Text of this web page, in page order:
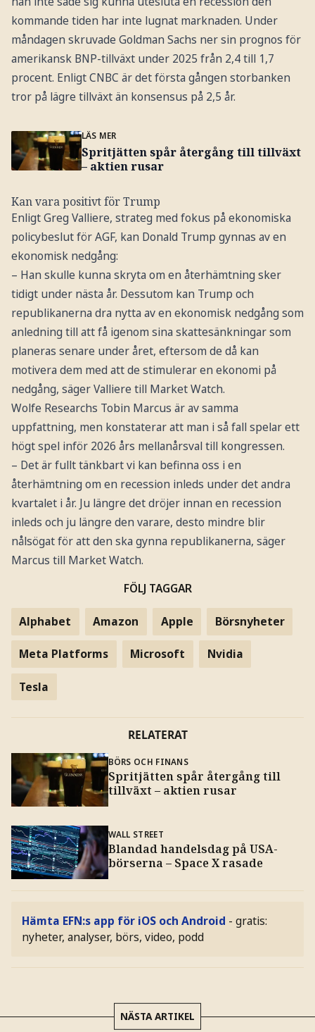
kommande tiden har inte lugnat marknaden. Under
måndagen skruvade Goldman Sachs ner sin prognos för
amerikansk BNP-tillväxt under 2025 från 2,4 till 1,7
procent. Enligt CNBC är det första gången storbanken
tror på lägre tillväxt än konsensus på 2,5 år.
LÄS MER
Spritjätten spår återgång till tillväxt
– aktien rusar
Kan vara positivt för Trump
Enligt Greg Valliere, strateg med fokus på ekonomiska
policybeslut för AGF, kan Donald Trump gynnas av en
ekonomisk nedgång:
– Han skulle kunna skryta om en återhämtning sker
tidigt under nästa år. Dessutom kan Trump och
republikanerna dra nytta av en ekonomisk nedgång som
anledning till att få igenom sina skattesänkningar som
planeras senare under året, eftersom de då kan
motivera dem med att de stimulerar en ekonomi på
nedgång, säger Valliere till Market Watch.
Wolfe Researchs Tobin Marcus är av samma
uppfattning, men konstaterar att man i så fall spelar ett
högt spel inför 2026 års mellanårsval till kongressen.
– Det är fullt tänkbart vi kan befinna oss i en
återhämtning om en recession inleds under det andra
kvartalet i år. Ju längre det dröjer innan en recession
inleds och ju längre den varare, desto mindre blir
nålsögat för att den ska gynna republikanerna, säger
Marcus till Market Watch.
FÖLJ TAGGAR
Alphabet Amazon Apple Börsnyheter
Meta Platforms Microsoft Nvidia
Tesla
RELATERAT
BÖRS OCH FINANS
Spritjätten spår återgång till
tillväxt – aktien rusar
WALL STREET
Blandad handelsdag på USA-
börserna – Space X rasade
Hämta EFN:s app för iOS och Android - gratis:
nyheter, analyser, börs, video, podd
NÄSTA ARTIKEL